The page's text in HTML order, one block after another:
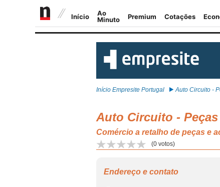
Início Empresite Portugal Auto Circuito -
Auto Circuito -
Comércio a retalho de peças e
(0 votos)
Endereço e contato